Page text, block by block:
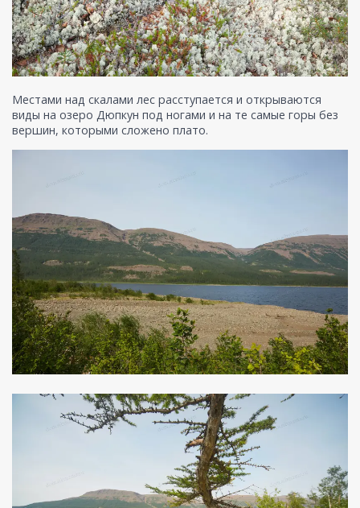
Местами над скалами лес расступается и открываются
виды на озеро Дюпкун под ногами и на те самые горы без
вершин, которыми сложено плато.